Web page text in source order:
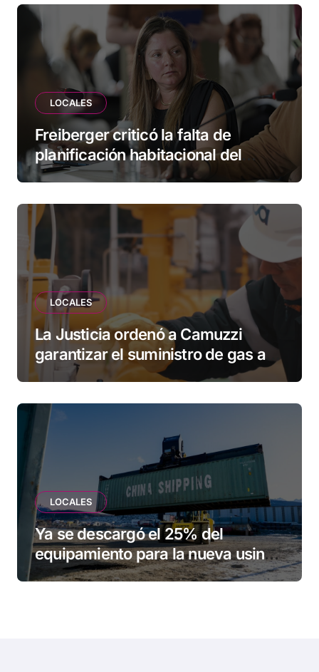
LOCALES
Freiberger criticó la falta de
planificación habitacional del
Municipio: “Vuoto deja afuera a
esperando”
LOCALES
La Justicia ordenó a Camuzzi
garantizar el suministro de gas a
una familia de Tolhuin
LOCALES
Ya se descargó el 25% del
equipamiento para la nueva usina
de Ushuaia